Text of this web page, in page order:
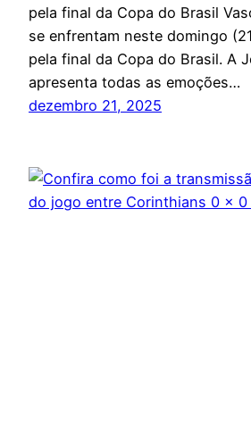
pela final da Copa do Brasil
se enfrentam neste domingo
pela final da Copa do Brasil. A
apresenta todas as emoções…
dezembro 21, 2025